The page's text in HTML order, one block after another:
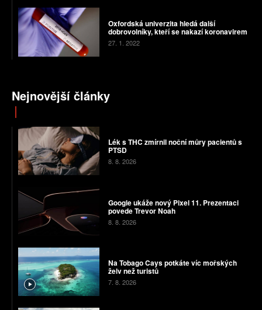
Oxfordská univerzita hledá další
dobrovolníky, kteří se nakazí koronavirem
27. 1. 2022
Nejnovější články
Lék s THC zmírnil noční můry pacientů s
PTSD
8. 8. 2026
Google ukáže nový Pixel 11. Prezentaci
povede Trevor Noah
8. 8. 2026
Na Tobago Cays potkáte víc mořských
želv než turistů
7. 8. 2026